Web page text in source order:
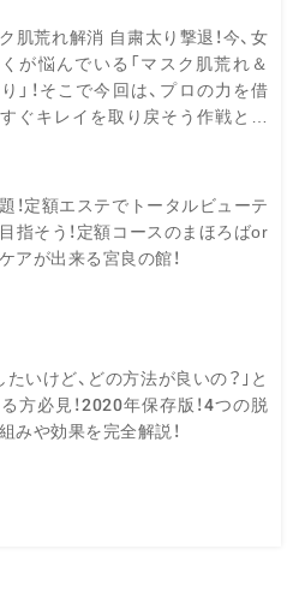
肌荒れ解消 自粛太り撃退！今、女
が悩んでいる「マスク肌荒れ＆
」！そこで今回は、プロの力を借
ぐキレイを取り戻そう作戦とし
！定額エステでトータルビューテ
指そう！定額コースのまほろばor
アが出来る宮良の館！
たいけど、どの方法が良いの？｣と
方必見！2020年保存版！4つの脱
みや効果を完全解説！
日頃の溜まった「疲れ」
解消 今年1年頑張った
として、アロマタッチ
美容と健康の悩みは「
決！ 今年の冬は「温」に
自分のカラダを外側と
心身共に疲れがちな今